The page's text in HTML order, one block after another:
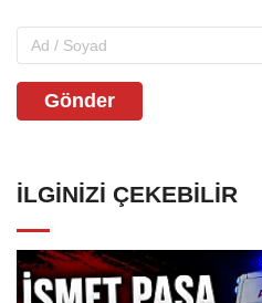
Gönder
İLGINIZI ÇEKEBILIR